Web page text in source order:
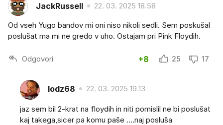
JackRussell 22. 03. 2025 18.58
Od vseh Yugo bandov mi oni niso nikoli sedli. Sem poskušal
poslušat ma mi ne gredo v uho. Ostajam pri Pink Floydih.
Odgovori +8 25 17
lodz68 22. 03. 2025 19.13
jaz sem bil 2-krat na floydih in niti pomislil ne bi poslušat
kaj takega,sicer pa komu paše ....naj posluša